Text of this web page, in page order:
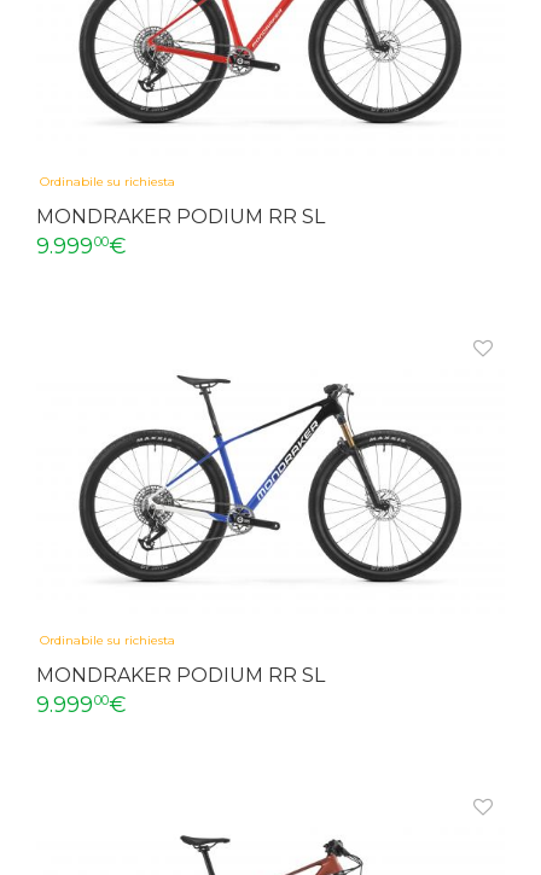
MONDRAKER PODIUM RR SL
9.99900€
Ordinabile su richiesta
MONDRAKER PODIUM RR SL
9.99900€
Ordinabile su richiesta